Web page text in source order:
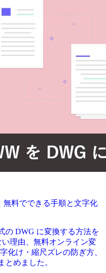
無料でできる手順と文字化
の DWG に変換する方法を
理由、無料オンライン変
化け・縮尺ズレの防ぎ方、
とめました。